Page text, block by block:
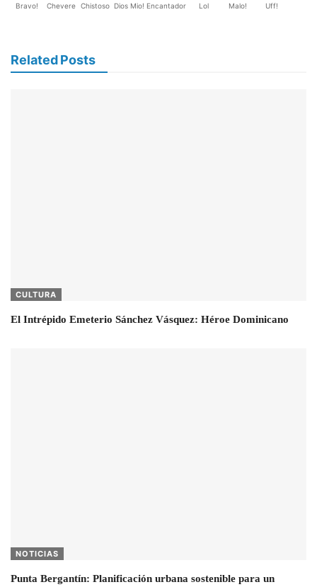
Bravo! Chevere Chistoso Dios Mio! Encantador Lol Malo! Uff!
Related Posts
CULTURA
El Intrépido Emeterio Sánchez Vásquez: Héroe Dominicano
NOTICIAS
Punta Bergantín: Planificación urbana sostenible para un